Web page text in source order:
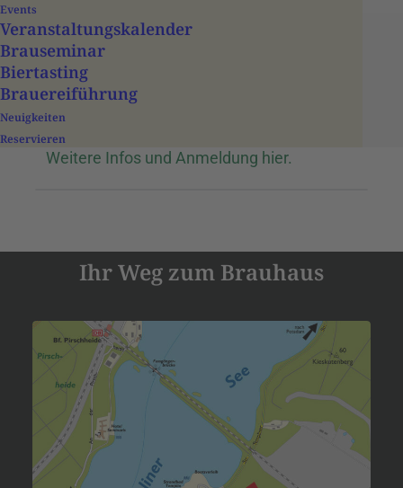
Events
Veranstaltungs­­kalender
Brauseminar
Biertasting
Brauereiführung
Neuigkeiten
Reservieren
mit Brauereiführung
(Gänseessen bitte vorbestellen, für 4 Pers.
eine Gans)
Weitere Infos und Anmeldung hier.
Ihr Weg zum Brauhaus